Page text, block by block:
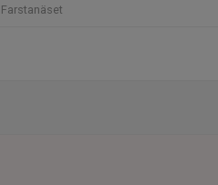
Farstanäset